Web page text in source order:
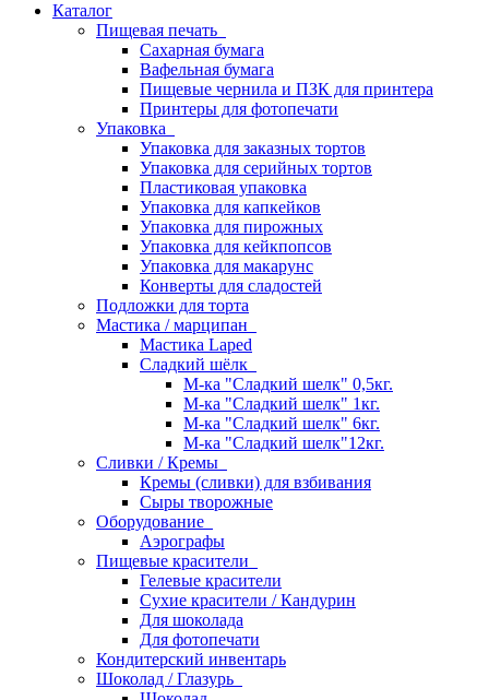
Каталог
Пищевая печать
Сахарная бумага
Вафельная бумага
Пищевые чернила и ПЗК для принтера
Принтеры для фотопечати
Упаковка
Упаковка для заказных тортов
Упаковка для серийных тортов
Пластиковая упаковка
Упаковка для капкейков
Упаковка для пирожных
Упаковка для кейкпопсов
Упаковка для макарунс
Конверты для сладостей
Подложки для торта
Мастика / марципан
Мастика Laped
Сладкий шёлк
М-ка "Сладкий шелк" 0,5кг.
М-ка "Сладкий шелк" 1кг.
М-ка "Сладкий шелк" 6кг.
М-ка "Сладкий шелк"12кг.
Сливки / Кремы
Кремы (сливки) для взбивания
Сыры творожные
Оборудование
Аэрографы
Пищевые красители
Гелевые красители
Сухие красители / Кандурин
Для шоколада
Для фотопечати
Кондитерский инвентарь
Шоколад / Глазурь